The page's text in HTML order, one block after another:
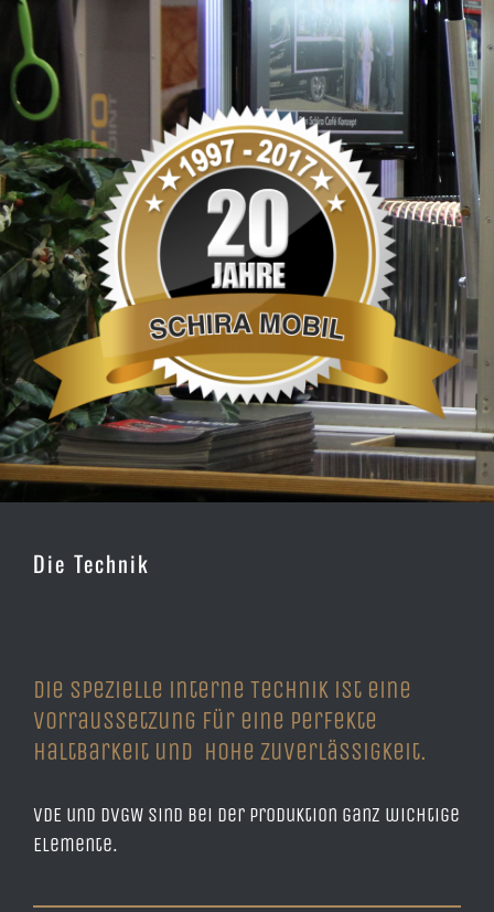
Die Technik
Die spezielle interne Technik ist eine
Vorraussetzung für eine perfekte
Haltbarkeit und hohe Zuverlässigkeit.
VDE und DVGW sind bei der Produktion ganz wichtige
Elemente.